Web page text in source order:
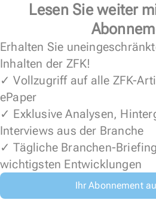
Lesen Sie weiter
Erhalten Sie
Inhalten der ZFK!
✓ Vollzugriff auf alle ZFK-
ePaper
✓ Exklusive Analysen,
Interviews aus der Branche
✓ Tägliche Branchen-
wichtigsten Entwicklungen
Ihr Abonnement